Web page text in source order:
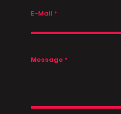
E-Mail
Message